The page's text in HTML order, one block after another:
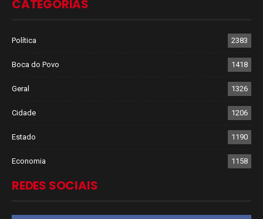
CATEGORIAS
Política 2383
Boca do Povo 1418
Geral 1326
Cidade 1206
Estado 1190
Economia 1158
REDES SOCIAIS